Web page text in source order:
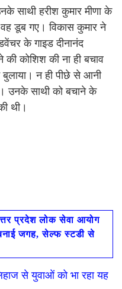
साथी हरीश कुमार मीणा के
डूब गए। विकास कुमार ने
के गाइड दीनानंद
की कोशिश की ना ही बचाव
न ही पीछे से आनी
उनके साथी को बचाने के
थी।
प्रदेश लोक सेवा आयोग
जगह, सेल्फ स्टडी से
से युवाओं को भा रहा यह